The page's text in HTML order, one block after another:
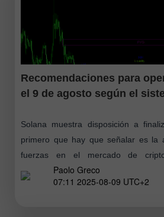
Recomendaciones para
el 9 de agosto según el
Solana muestra disposición a
primero que hay que señalar es la
fuerzas en el mercado de
momentoPaolo Greco
07:11 2025-08-09 UTC+2